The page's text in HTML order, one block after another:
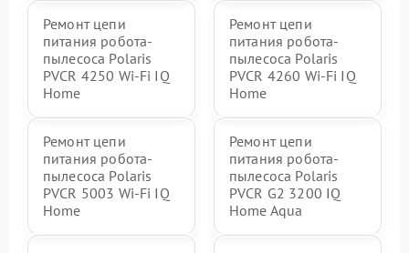
Ремонт цепи
питания робота-
пылесоса Polaris
PVCR 4250 Wi-Fi IQ
Home
Ремонт цепи
питания робота-
пылесоса Polaris
PVCR 4260 Wi-Fi IQ
Home
Ремонт цепи
питания робота-
пылесоса Polaris
PVCR 5003 Wi-Fi IQ
Home
Ремонт цепи
питания робота-
пылесоса Polaris
PVCR G2 3200 IQ
Home Aqua